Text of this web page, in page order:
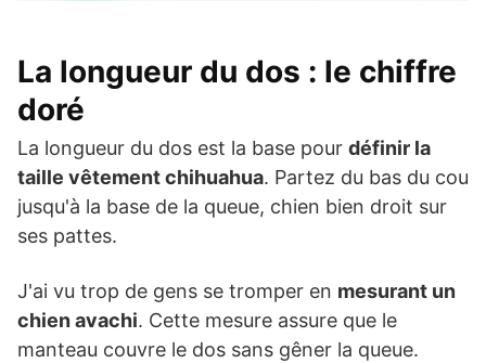
La longueur du dos : le chiffre
doré
La longueur du dos est la base pour définir la
taille vêtement chihuahua. Partez du bas du cou
jusqu'à la base de la queue, chien bien droit sur
ses pattes.
J'ai vu trop de gens se tromper en mesurant un
chien avachi. Cette mesure assure que le
manteau couvre le dos sans gêner la queue.